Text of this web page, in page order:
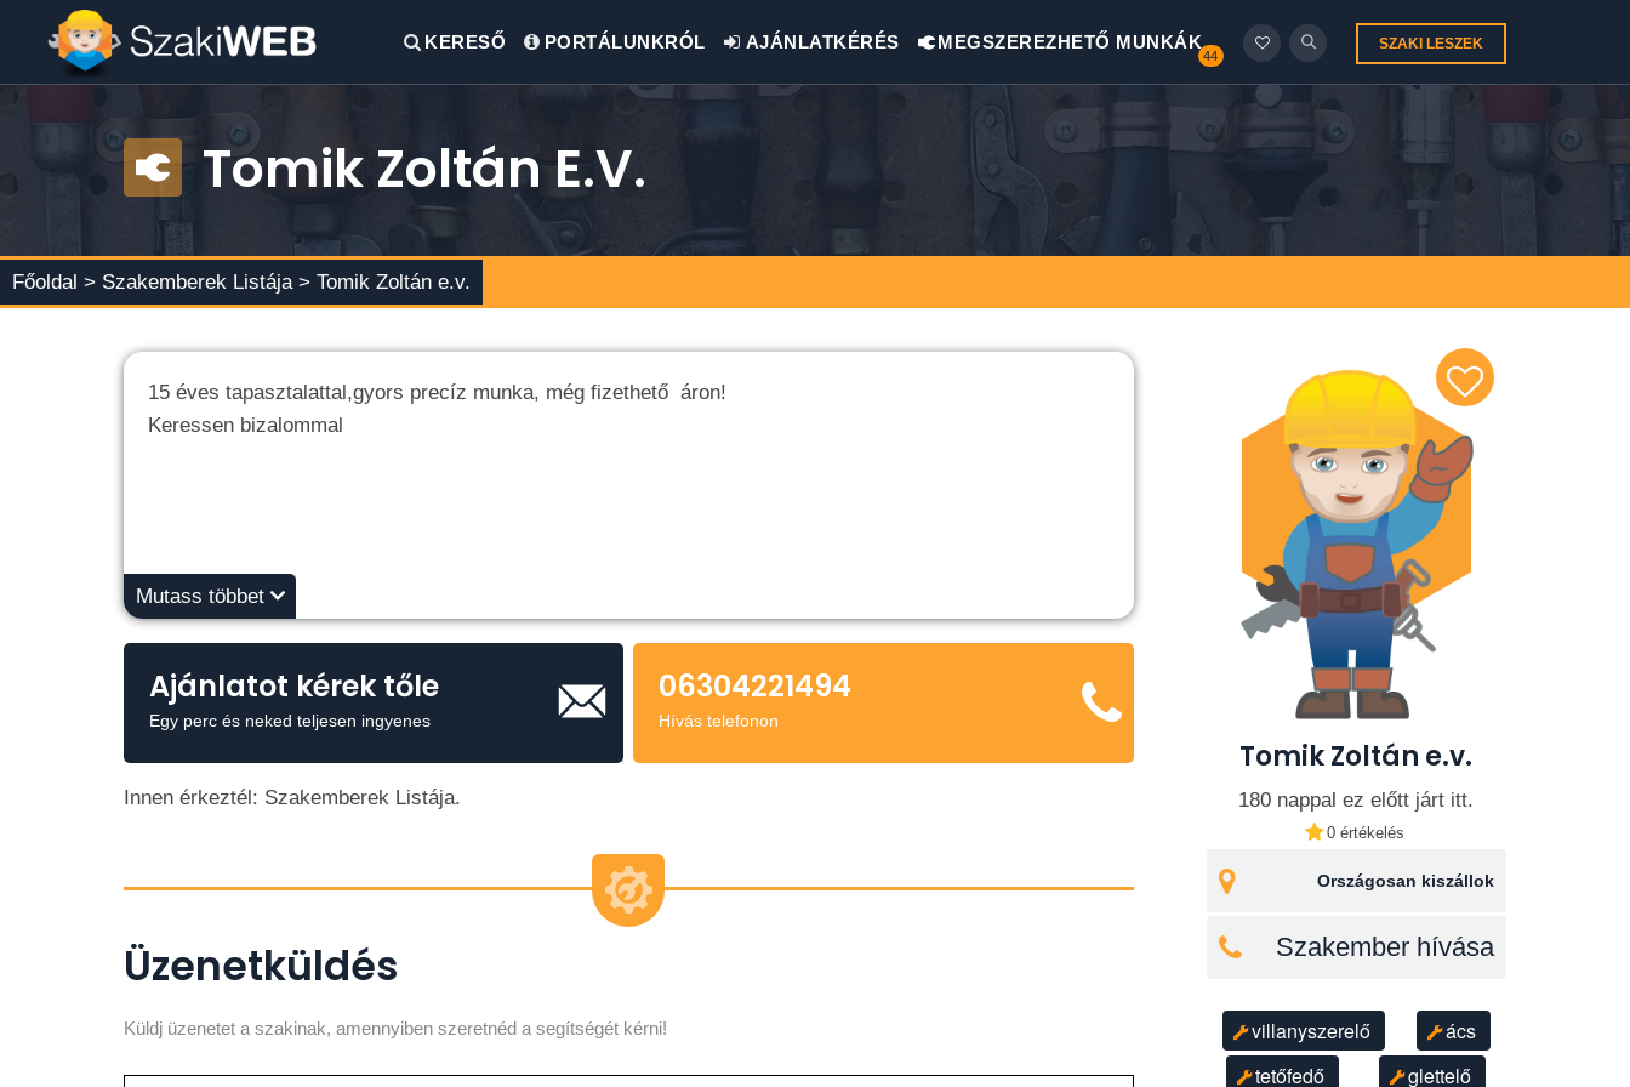
SZAKI LESZEK
KERESŐ PORTÁLUNKRÓL AJÁNLATKÉRÉS MEGSZEREZHETŐ MUNKÁK
44
Tomik Zoltán E.v.
Főoldal > Szakemberek Listája > Tomik Zoltán e.v.
15 éves tapasztalattal,gyors precíz munka, még fizethető áron!
Keressen bizalommal
Mutass többet
Ajánlatot kérek tőle
Egy perc és neked teljesen ingyenes
06304221494
Hívás telefonon
Innen érkeztél: Szakemberek Listája.
Üzenetküldés
Küldj üzenetet a szakinak, amennyiben szeretnéd a segítségét kérni!
Tomik Zoltán e.v.
180 nappal ez előtt járt itt.
0 értékelés
Országosan kiszállok
Szakember hívása
villanyszerelő
ács
tetőfedő
glettelő